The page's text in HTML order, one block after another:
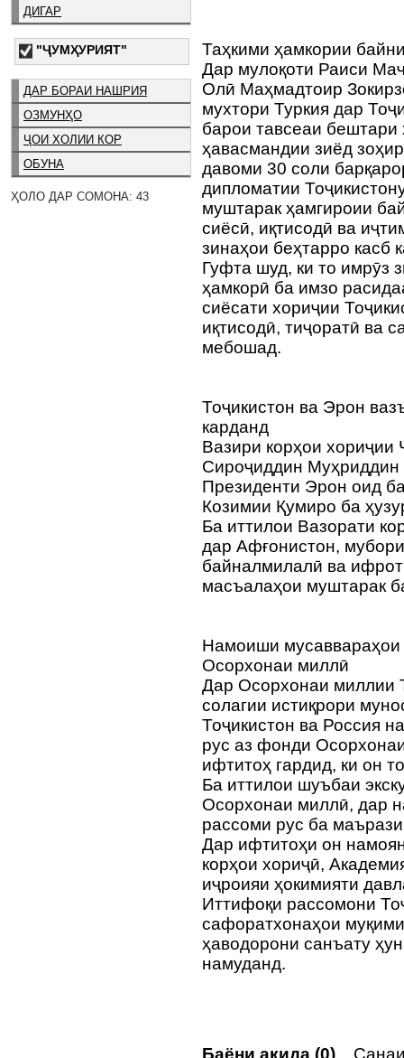
ДИГАР
"ҶУМҲУРИЯТ"
ДАР БОРАИ НАШРИЯ
ОЗМУНҲО
ҶОИ ХОЛИИ КОР
ОБУНА
ҲОЛО ДАР СОМОНА: 43
Таҳкими ҳамкории
Дар мулоқоти Раиси
Олӣ Маҳмадтоир
мухтори Туркия дар
барои тавсеаи
ҳавасмандии зиёд
давоми 30 соли
дипломатии
муштарак ҳамгироии
сиёсӣ, иқтисодӣ ва
зинаҳои беҳтарро касб
Гуфта шуд, ки то имрӯз
ҳамкорӣ ба имзо
сиёсати хориҷии
иқтисодӣ, тиҷоратӣ ва
мебошад.
Тоҷикистон ва Эрон
карданд
Вазири корҳои хориҷии
Сироҷиддин
Президенти Эрон оид
Козимии Қумиро ба
Ба иттилои Вазорати
дар Афғонистон,
байналмилалӣ ва
масъалаҳои муштарак
Намоиши мусаввараҳои
Осорхонаи миллӣ
Дар Осорхонаи миллии
солагии истиқрори
Тоҷикистон ва Россия
рус аз фонди
ифтитоҳ гардид, ки он
Ба иттилои шуъбаи
Осорхонаи миллӣ, дар
рассоми рус ба
Дар ифтитоҳи он
корҳои хориҷӣ,
иҷроияи ҳокимияти
Иттифоқи рассомони
сафоратхонаҳои
ҳаводорони санъату
намуданд.
Баёни ақида (0)